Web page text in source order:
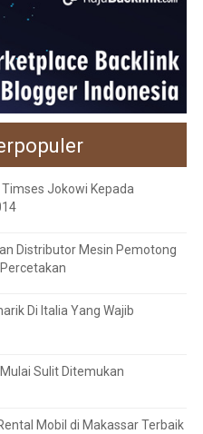
Jokowi Kepada
Distributor Mesin Pemotong
Di Italia Yang Wajib
Sulit Ditemukan
Mobil di Makassar Terbaik